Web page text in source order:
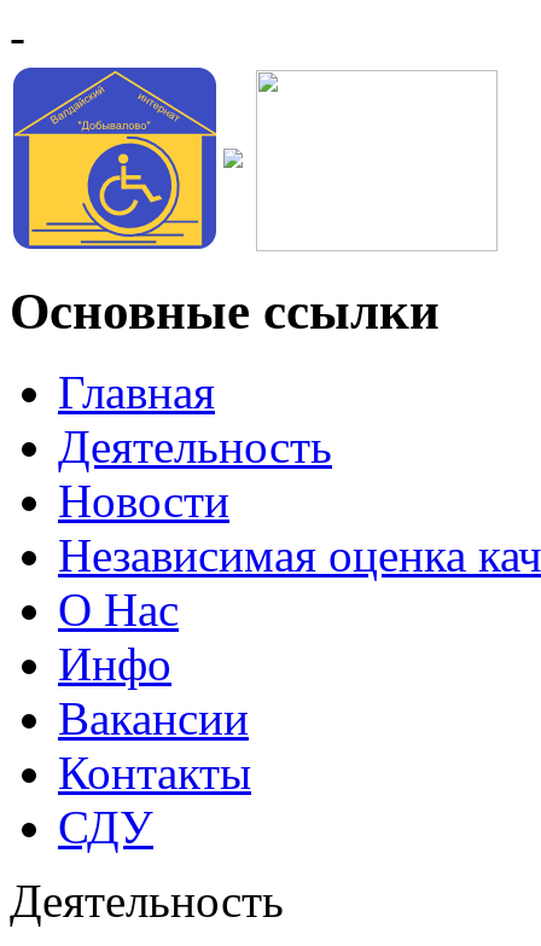
-
Основные ссылки
Главная
Деятельность
Новости
Независимая оценка
О Нас
Инфо
Вакансии
Контакты
СДУ
Деятельность